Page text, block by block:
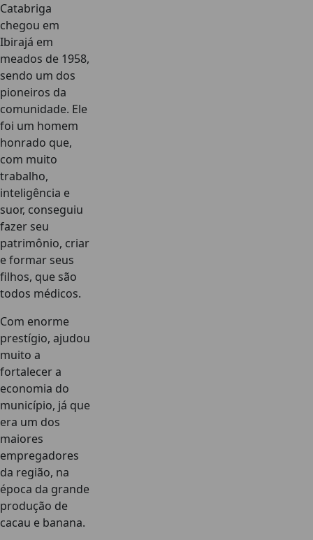
Catabriga
chegou em
Ibirajá em
meados de 1958,
sendo um dos
pioneiros da
comunidade. Ele
foi um homem
honrado que,
com muito
trabalho,
inteligência e
suor, conseguiu
fazer seu
patrimônio, criar
e formar seus
filhos, que são
todos médicos.
Com enorme
prestígio, ajudou
muito a
fortalecer a
economia do
município, já que
era um dos
maiores
empregadores
da região, na
época da grande
produção de
cacau e banana.